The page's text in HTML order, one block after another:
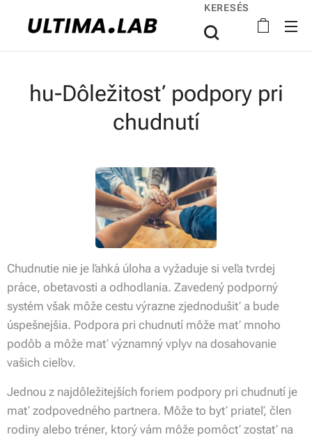
KERESÉS
hu-Dôležitosť podpory pri
chudnutí
Chudnutie nie je ľahká úloha a vyžaduje si veľa tvrdej
práce, obetavosti a odhodlania. Zavedený podporný
systém však môže cestu výrazne zjednodušiť a bude
úspešnejšia. Podpora pri chudnutí môže mať mnoho
podôb a môže mať významný vplyv na dosahovanie
vašich cieľov.
Jednou z najdôležitejších foriem podpory pri chudnutí je
mať zodpovedného partnera. Môže to byť priateľ, člen
rodiny alebo tréner, ktorý vám môže pomôcť zostať na